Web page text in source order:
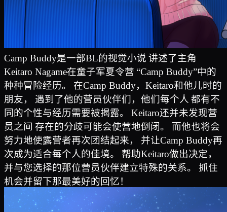
Camp Buddy是一部BL的视觉小说 讲述了主角
Keitaro Nagame在童子军夏令营 “Camp Buddy”中的
种种冒险经历。
在Camp Buddy，Keitaro和他儿时的
朋友，
遇到了他的营员伙伴们，他们每个人 都有不
同的个性与经历需要被揭露。
Keitaro还并未发现营
员之间 存在的分歧可能会使营地倒闭。
而他也将会
努力地使露营者再次团结起来，
并让Camp Buddy再
次成为适合每个人的佳境。
帮助Keitaro做出决定，
并与您选择的那位营员伙伴建立特殊的关系。
抓住
机会并留下那最美好的回忆！